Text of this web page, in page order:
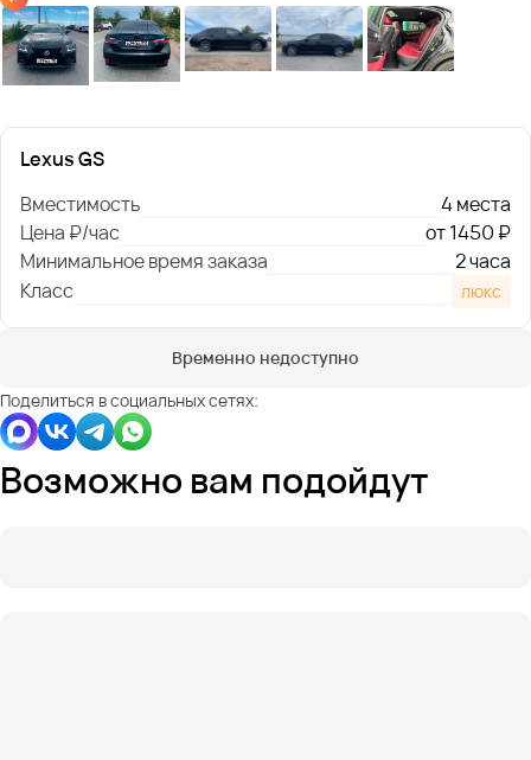
Lexus GS
Вместимость
4 места
Цена ₽/час
от 1450 ₽
Минимальное время заказа
2 часа
Класс
люкс
Временно недоступно
Поделиться в социальных сетях:
Возможно вам подойдут